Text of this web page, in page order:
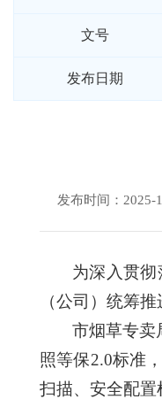
文号
发布日期
发布时间：2025-
为深入贯
（公司） 统筹推
市烟草专卖
照等保2.0标准
扫描、安全配